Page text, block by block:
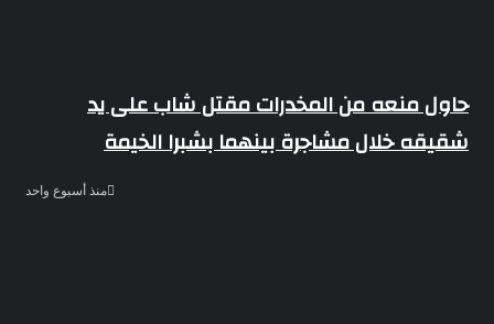
حاول منعه من المخدرات مقتل شاب على يد
شقيقه خلال مشاجرة بينهما بشبرا الخيمة
منذ أسبوع واحد